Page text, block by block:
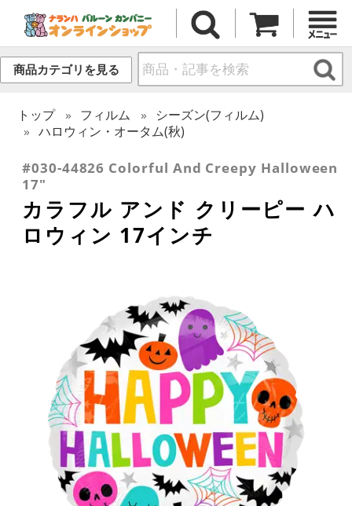
商品カテゴリを見る
トップ フィルム
シーズン(フィルム)
ハロウィン・オータム(秋)
#030-44826 Colorful And Creepy Halloween
17"
カラフル アンド クリーピー ハ
ロウィン 17インチ